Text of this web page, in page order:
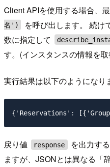
Client APIを使用する場合、
名')
を呼び出します。 続け
数に指定して
す。(インスタンスの情報を
実行結果は以下のようになり
戻り値 response
を出力す
ますが、JSONとは異なる「